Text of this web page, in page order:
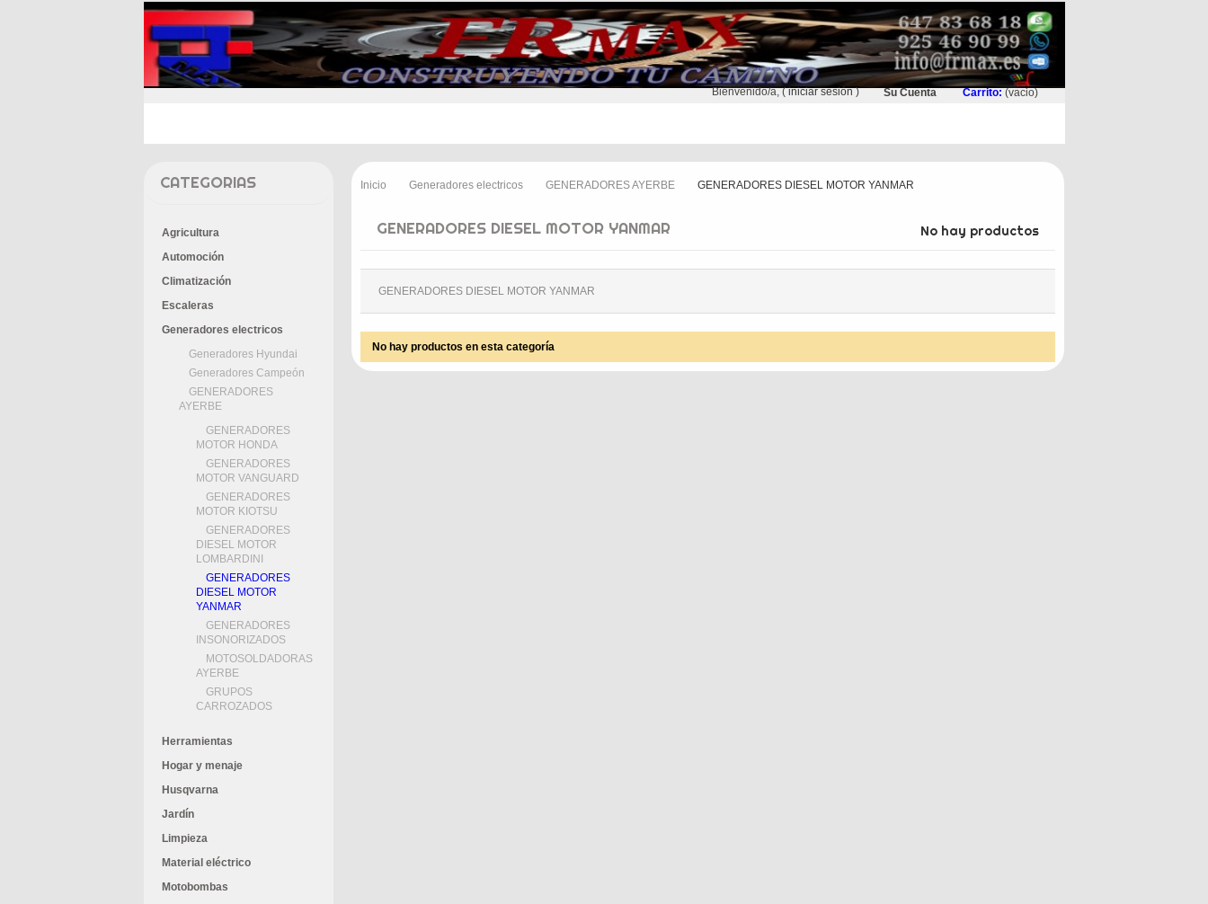
Bienvenido/a, (iniciar sesión) Su Cuenta Carrito: (vacio)
CATEGORIAS
Agricultura
Automoción
Climatización
Escaleras
Generadores electricos
Generadores Hyundai
Generadores Campeón
GENERADORES
AYERBE
GENERADORES
MOTOR HONDA
GENERADORES
MOTOR VANGUARD
GENERADORES
MOTOR KIOTSU
GENERADORES
DIESEL MOTOR
LOMBARDINI
GENERADORES
DIESEL MOTOR
YANMAR
GENERADORES
INSONORIZADOS
MOTOSOLDADORAS
AYERBE
GRUPOS
CARROZADOS
Herramientas
Hogar y menaje
Husqvarna
Jardín
Limpieza
Material eléctrico
Motobombas
Inicio Generadores electricos GENERADORES AYERBE GENERADORES DIESEL MOTOR YANMAR
GENERADORES DIESEL MOTOR YANMAR No hay productos
GENERADORES DIESEL MOTOR YANMAR
No hay productos en esta categoría